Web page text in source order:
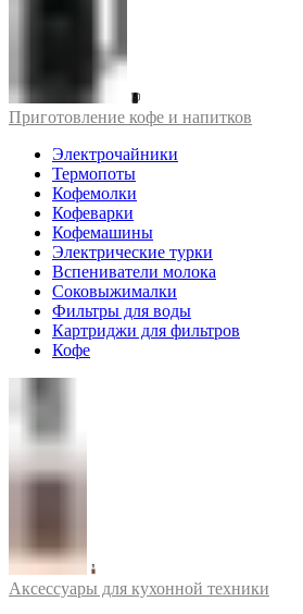
Приготовление кофе и напитков
Электрочайники
Термопоты
Кофемолки
Кофеварки
Кофемашины
Электрические турки
Вспениватели молока
Соковыжималки
Фильтры для воды
Картриджи для фильтров
Кофе
Аксессуары для кухонной техники